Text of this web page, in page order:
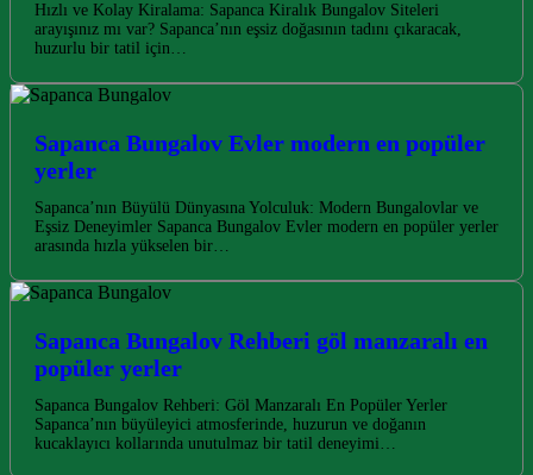
Hızlı ve Kolay Kiralama: Sapanca Kiralık Bungalov Siteleri
arayışınız mı var? Sapanca’nın eşsiz doğasının tadını çıkaracak,
huzurlu bir tatil için…
Sapanca Bungalov Evler modern en popüler
yerler
Sapanca’nın Büyülü Dünyasına Yolculuk: Modern Bungalovlar ve
Eşsiz Deneyimler Sapanca Bungalov Evler modern en popüler yerler
arasında hızla yükselen bir…
Sapanca Bungalov Rehberi göl manzaralı en
popüler yerler
Sapanca Bungalov Rehberi: Göl Manzaralı En Popüler Yerler
Sapanca’nın büyüleyici atmosferinde, huzurun ve doğanın
kucaklayıcı kollarında unutulmaz bir tatil deneyimi…